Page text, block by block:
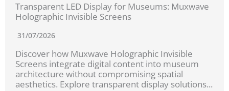
Transparent LED Display for Museums: Muxwave
Holographic Invisible Screens
31/07/2026
Discover how Muxwave Holographic Invisible
Screens integrate digital content into museum
architecture without compromising spatial
aesthetics. Explore transparent display solutions...